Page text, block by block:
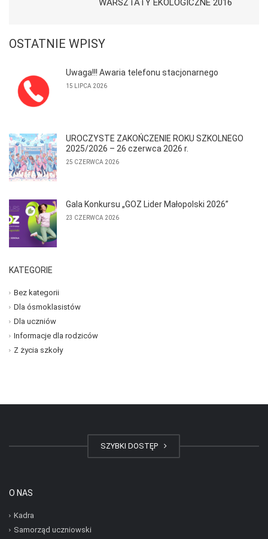
WARSZTATY EKOLOGICZNE 2016
OSTATNIE WPISY
Uwaga!!! Awaria telefonu stacjonarnego
15 LIPCA 2026
UROCZYSTE ZAKOŃCZENIE ROKU SZKOLNEGO
2025/2026 – 26 czerwca 2026 r.
25 CZERWCA 2026
Gala Konkursu „GOZ Lider Małopolski 2026”
23 CZERWCA 2026
KATEGORIE
Bez kategorii
Dla ósmoklasistów
Dla uczniów
Informacje dla rodziców
Z życia szkoły
SZYBKI DOSTĘP
O NAS
Kadra
Samorząd uczniowski